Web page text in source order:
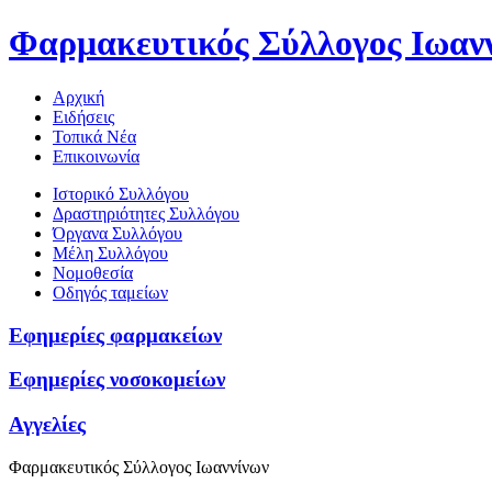
Φαρμακευτικός Σύλλογος
Αρχική
Ειδήσεις
Τοπικά Νέα
Επικοινωνία
Ιστορικό Συλλόγου
Δραστηριότητες Συλλόγου
Όργανα Συλλόγου
Μέλη Συλλόγου
Νομοθεσία
Οδηγός ταμείων
Εφημερίες φαρμακείων
Εφημερίες νοσοκομείων
Αγγελίες
Φαρμακευτικός Σύλλογος Ιωαννίνων